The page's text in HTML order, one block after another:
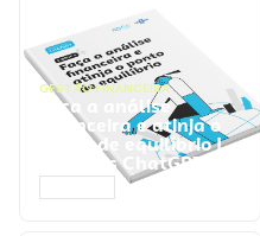
GESTÃO FINANCEIRA
Faça a análise
financeira e atinja o
ponto de equilíbrio |
Prompts ChatGPT